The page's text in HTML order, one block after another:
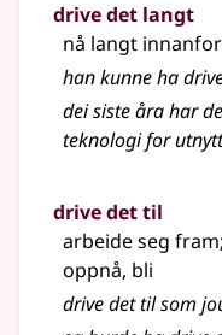
drive det langt
nå langt
han kunne ha
dei siste åra har
teknologi for
drive det til
arbeide seg fram;
oppnå, bli
drive det til som